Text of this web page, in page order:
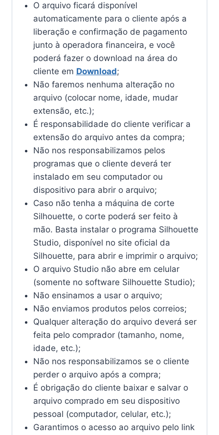
O arquivo ficará disponível
automaticamente para o cliente após a
liberação e confirmação de pagamento
junto à operadora financeira, e você
poderá fazer o download na área do
cliente em Download;
Não faremos nenhuma alteração no
arquivo (colocar nome, idade, mudar
extensão, etc.);
É responsabilidade do cliente verificar a
extensão do arquivo antes da compra;
Não nos responsabilizamos pelos
programas que o cliente deverá ter
instalado em seu computador ou
dispositivo para abrir o arquivo;
Caso não tenha a máquina de corte
Silhouette, o corte poderá ser feito à
mão. Basta instalar o programa Silhouette
Studio, disponível no site oficial da
Silhouette, para abrir e imprimir o arquivo;
O arquivo Studio não abre em celular
(somente no software Silhouette Studio);
Não ensinamos a usar o arquivo;
Não enviamos produtos pelos correios;
Qualquer alteração do arquivo deverá ser
feita pelo comprador (tamanho, nome,
idade, etc.);
Não nos responsabilizamos se o cliente
perder o arquivo após a compra;
É obrigação do cliente baixar e salvar o
arquivo comprado em seu dispositivo
pessoal (computador, celular, etc.);
Garantimos o acesso ao arquivo pelo link